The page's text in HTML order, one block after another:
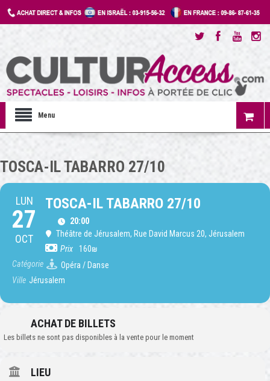
Menu
TOSCA-IL TABARRO 27/10
LUN
27
OCT
TOSCA-IL TABARRO 27/10
20:00
Théâtre de Jérusalem, Rue David Marcus 20, Jérusalem
Prix
160₪
Catégorie
Opéra / Danse
Ville Jérusalem
ACHAT DE BILLETS
Les billets ne sont pas disponibles à la vente pour le moment
LIEU